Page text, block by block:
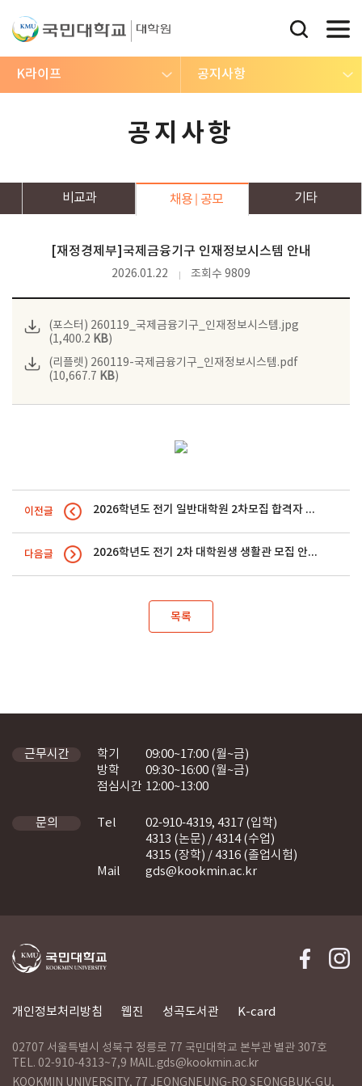
K라이프 공지사항
공지사항
비교과 채용 공모 기타
[재정경제부]국제금융기구 인재정보시스템 안내
2026.01.22 조회수 9809
(포스터) 260119_국제금융기구_인재정보시스템.jpg
(1,400.2 KB)
(리플렛) 260119-국제금융기구_인재정보시스템.pdf
(10,667.7 KB)
이전글 2026학년도 전기 일반대학원 2차모집 합격자 발표 및 등록 안내
다음글 2026학년도 전기 2차 대학원생 생활관 모집 안내
목록
개인정보처리방침 웹진 성곡도서관 K-card
02707 서울특별시 성북구 정릉로 77 국민대학교 본부관 별관 307호
TEL. 02-910-4313~7,9 MAIL.gds@kookmin.ac.kr
KOOKMIN UNIVERSITY, 77 JEONGNEUNG-RO SEONGBUK-GU,
근무시간 학기
09:00~17:00 (월~금)
방학
09:30~16:00 (월~금)
점심시간 12:00~13:00
문의 Tel
02-910-4319, 4317 (입학)
4313 (논문) / 4314 (수업)
4315 (장학) / 4316 (졸업시험)
Mail
gds@kookmin.ac.kr